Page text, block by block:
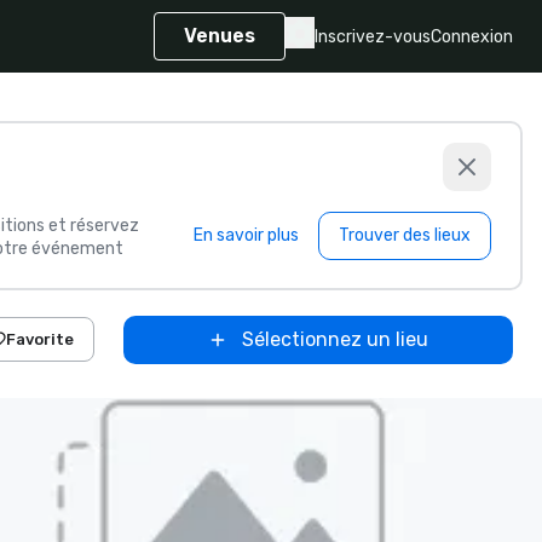
Venues Inscrivez-vousConnexion
et réservez
événement
En savoir plus Trouver des lieux
Favorite Sélectionnez un lieu